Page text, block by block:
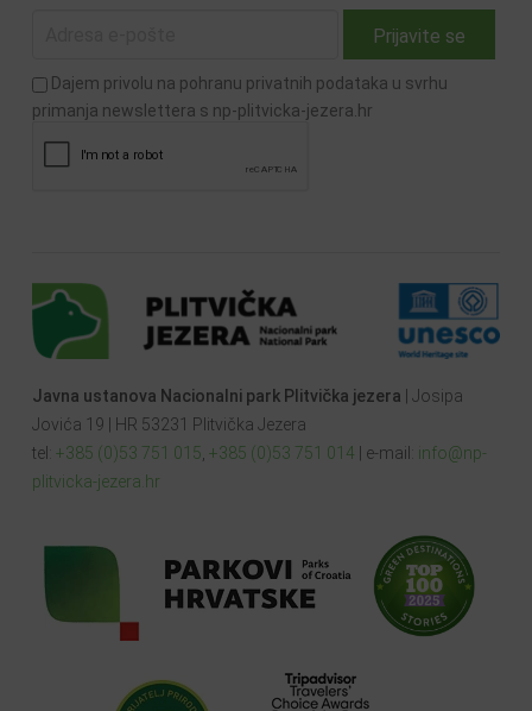
Dajem privolu na pohranu privatnih podataka u svrhu
primanja newslettera s np-plitvicka-jezera.hr
Javna ustanova Nacionalni park Plitvička jezera | Josipa
Jovića 19 | HR 53231 Plitvička Jezera
tel: +385 (0)53 751 015 +385 (0)53 751 014 | e-mail: info@np-
plitvicka-jezera.hr